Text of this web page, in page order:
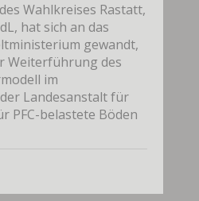
Wahlkreises Rastatt,
hat sich an das
gewandt,
Weiterführung des
im
Landesanstalt für
PFC-belastete Böden